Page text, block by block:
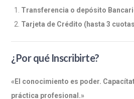
Transferencia o depósito
Tarjeta de Crédito (hasta 3
¿Por qué Inscribirte?
«El conocimiento es poder.
práctica profesional.»